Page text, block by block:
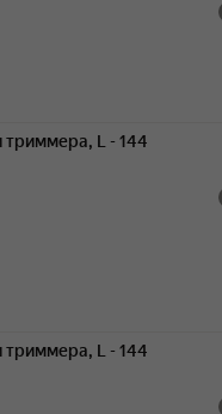
триммера, L - 144
триммера, L - 144